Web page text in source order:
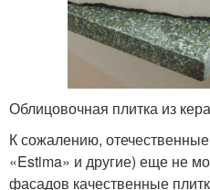
Облицовочная плитка из
К сожалению,
«Estima» и другие) еще не
фасадов качественные